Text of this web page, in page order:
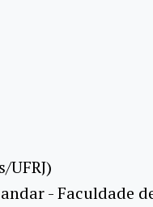
- Faculdade